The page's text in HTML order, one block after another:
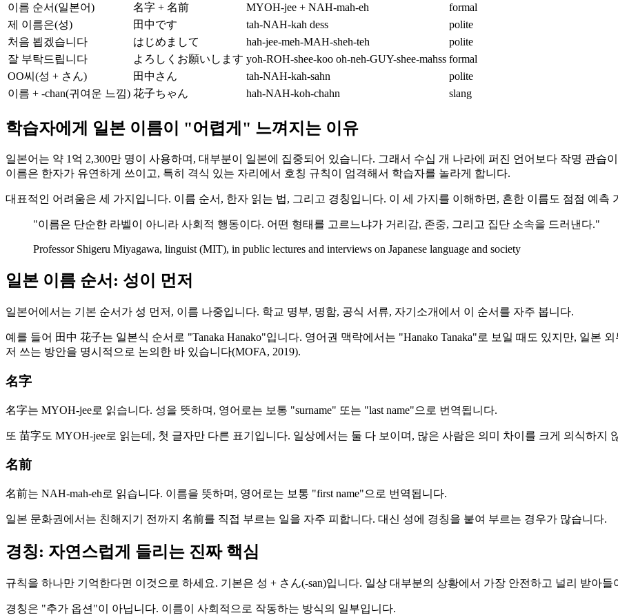
이름 순서(일본어)
名字 + 名前 MYOH-jee + NAH-mah-eh
formal
제 이름은(성)
田中です tah-NAH-kah dess
polite
처음 뵙겠습니다
はじめまして hah-jee-meh-MAH-sheh-teh
polite
잘 부탁드립니다
よろしくお願いします yoh-ROH-shee-koo oh-neh-GUY-shee-mahss formal
OO씨(성 + さん)
田中さん tah-NAH-kah-sahn
polite
이름 + -chan(귀여운 느낌) 花子ちゃん hah-NAH-koh-chahn slang
학습자에게 일본 이름이 "어렵게" 느껴지는 이유
일본어는 약 1억 2,300만 명이 사용하며, 대부분이 일본에 집중되어 있습니다. 그래서 수십 개 나라에 퍼진 언어보다 작명 관습
이름은 한자가 유연하게 쓰이고, 특히 격식 있는 자리에서 호칭 규칙이 엄격해서 학습자를 놀라게 합니다.
대표적인 어려움은 세 가지입니다. 이름 순서, 한자 읽는 법, 그리고 경칭입니다. 이 세 가지를 이해하면, 흔한 이름도 점점 예측
"이름은 단순한 라벨이 아니라 사회적 행동이다. 어떤 형태를 고르느냐가 거리감, 존중, 그리고 집단 소속을 드러낸다."
Professor Shigeru Miyagawa, linguist (MIT), in public lectures and interviews on Japanese language and society
일본 이름 순서: 성이 먼저
일본어에서는 기본 순서가 성 먼저, 이름 나중입니다. 학교 명부, 명함, 공식 서류, 자기소개에서 이 순서를 자주 봅니다.
예를 들어 田中 花子는 일본식 순서로 "Tanaka Hanako"입니다. 영어권 맥락에서는 "Hanako Tanaka"로 보일 때도 있지만, 일본
저 쓰는 방안을 명시적으로 논의한 바 있습니다(MOFA, 2019).
名字
名字는 MYOH-jee로 읽습니다. 성을 뜻하며, 영어로는 보통 "surname" 또는 "last name"으로 번역됩니다.
또 苗字도 MYOH-jee로 읽는데, 첫 글자만 다른 표기입니다. 일상에서는 둘 다 보이며, 많은 사람은 의미 차이를 크게 의식하지
名前
名前는 NAH-mah-eh로 읽습니다. 이름을 뜻하며, 영어로는 보통 "first name"으로 번역됩니다.
일본 문화권에서는 친해지기 전까지 名前를 직접 부르는 일을 자주 피합니다. 대신 성에 경칭을 붙여 부르는 경우가 많습니다.
경칭: 자연스럽게 들리는 진짜 핵심
규칙을 하나만 기억한다면 이것으로 하세요. 기본은 성 + さん(-san)입니다. 일상 대부분의 상황에서 가장 안전하고 널리 받아들
경칭은 "추가 옵션"이 아닙니다. 이름이 사회적으로 작동하는 방식의 일부입니다.